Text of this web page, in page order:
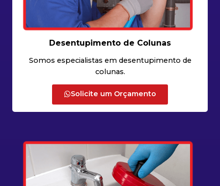
Desentupimento de Colunas
Somos especialistas em desentupimento de
colunas.
Solicite um Orçamento